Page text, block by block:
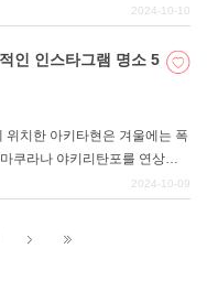
상적인 후쿠시마현이다. 이번
하고 싶어지는 매력적인 인스
니다. 다음 여행지를 찾는데 참
2024-10-10
인 인스타그램 명소 5
위치한 아키타현은 겨울에는 폭
쿠라나 야키리탄포를 연상시
만 축제를 비롯한 특색 있는 이
소개합니다. 꼭 한번 방문해
2024-10-09